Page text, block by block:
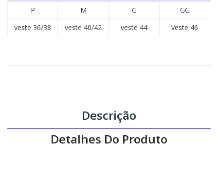
P M G
GG
veste 36/38
veste 40/42 veste 44 veste 46
Descrição
Detalhes Do Produto